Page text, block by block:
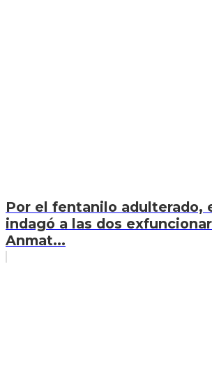
Por el fentanilo adulterado,
indagó a las dos
Anmat...